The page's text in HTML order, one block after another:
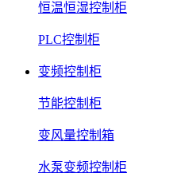
恒温恒湿控制柜
PLC控制柜
变频控制柜
节能控制柜
变风量控制箱
水泵变频控制柜